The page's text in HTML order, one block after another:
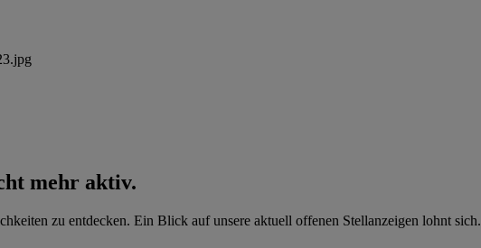
mehr aktiv.
zu entdecken. Ein Blick auf unsere aktuell offenen Stellanzeigen lohnt sich.